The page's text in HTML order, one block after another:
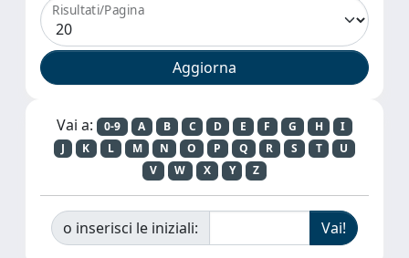
Risultati/Pagina
Vai a: 0-9 A B C D E F G H
I
J
K L M N O P Q R S T
U
V
W X Y Z
o inserisci le iniziali: